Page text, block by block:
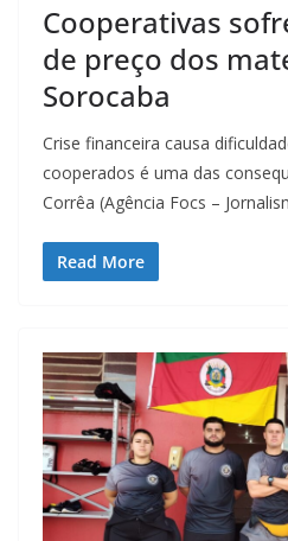
Cooperativas
de preço dos
Sorocaba
Crise financeira causa
cooperados é uma das
Corrêa (Agência Focs –
Read More